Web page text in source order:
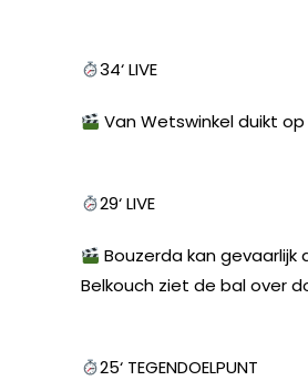
34‘ LIVE
Van Wetswinkel duikt
29‘ LIVE
Bouzerda kan
Belkouch ziet de bal over
25‘ TEGENDOELPUNT